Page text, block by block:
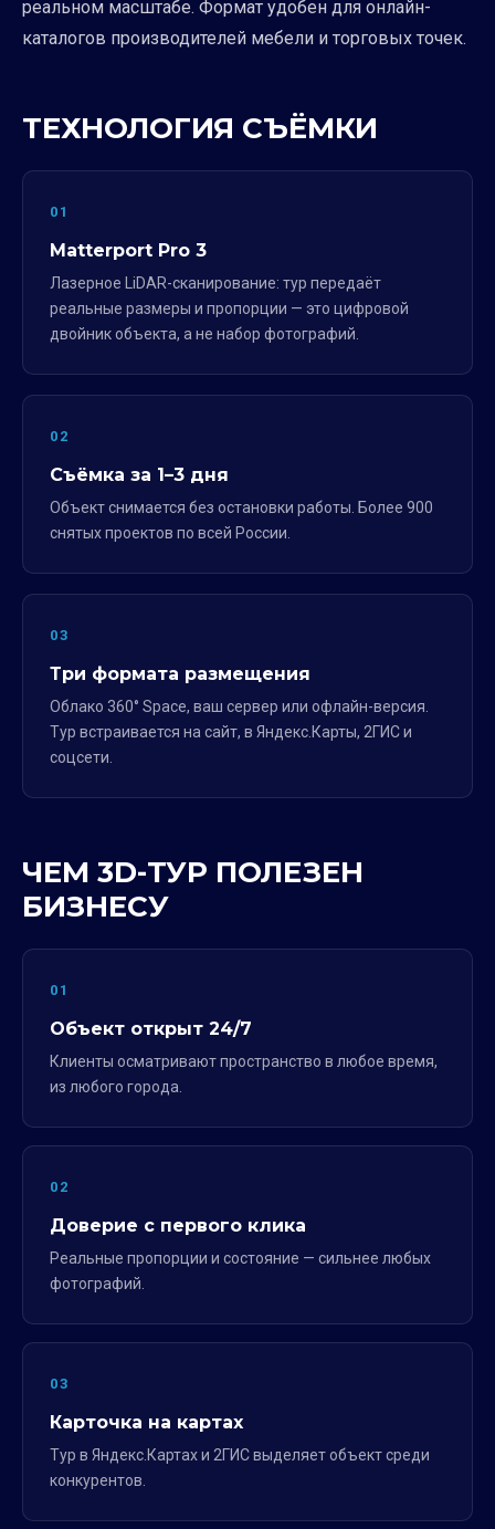
реальном масштабе. Формат удобен для онлайн-
каталогов производителей мебели и торговых точек.
ТЕХНОЛОГИЯ СЪЁМКИ
01
Matterport Pro 3
Лазерное LiDAR-сканирование: тур передаёт
реальные размеры и пропорции — это цифровой
двойник объекта, а не набор фотографий.
02
Съёмка за 1–3 дня
Объект снимается без остановки работы. Более 900
снятых проектов по всей России.
03
Три формата размещения
Облако 360° Space, ваш сервер или офлайн-версия.
Тур встраивается на сайт, в Яндекс.Карты, 2ГИС и
соцсети.
ЧЕМ 3D-ТУР ПОЛЕЗЕН
БИЗНЕСУ
01
Объект открыт 24/7
Клиенты осматривают пространство в любое время,
из любого города.
02
Доверие с первого клика
Реальные пропорции и состояние — сильнее любых
фотографий.
03
Карточка на картах
Тур в Яндекс.Картах и 2ГИС выделяет объект среди
конкурентов.